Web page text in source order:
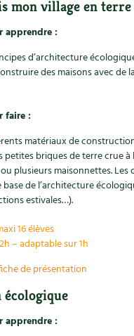
mon village en terre
apprendre :
d’architecture
des maisons avec de
faire :
matériaux de
petites briques de terre crue à
plusieurs maisonnettes.
base de l’architecture
estivales…).
16 élèves
– adaptable sur 1h
de présentation
écologique
apprendre :